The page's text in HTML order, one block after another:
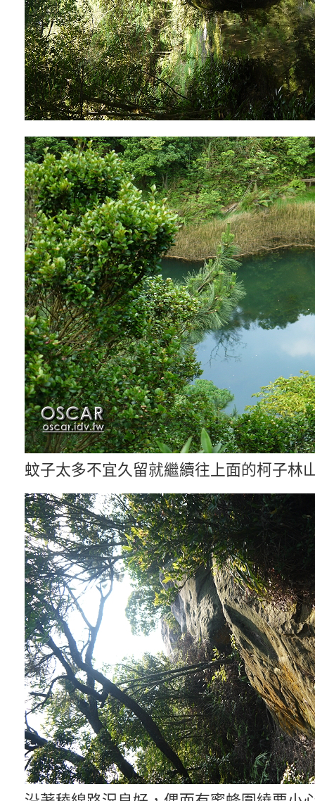
蚊子太多不宜久留就繼續往上面的柯子林